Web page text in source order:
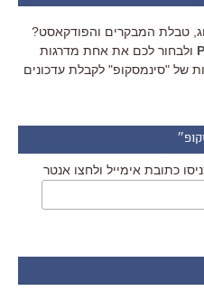
טבלת המבקרים והפודקאסט?
ולבחור לכם את אחת מדרגות
של "סינמסקופ" לקבלת עדכונים
כתובת אימייל ולחצו אנטר